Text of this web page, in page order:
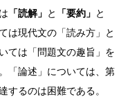
「読解」 と 「要約」 と
は現代文の「読み方」と
ては「問題文の趣旨」を
「論述」については、第
するのは困難である。